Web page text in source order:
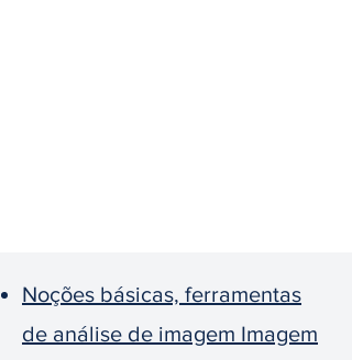
Noções básicas, ferramentas
de análise de imagem Imagem